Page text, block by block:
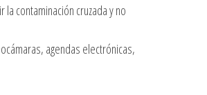
contaminación cruzada y no
agendas electrónicas,